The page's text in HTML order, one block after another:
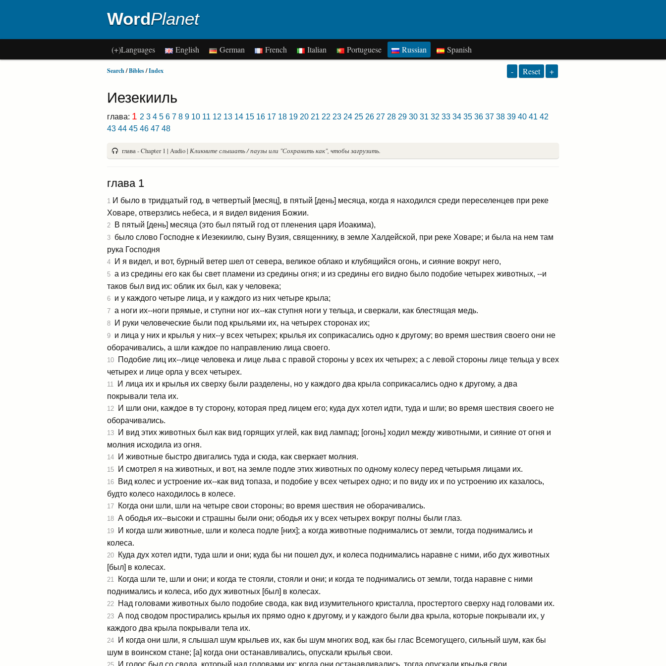
WordPlanet
(+)Languages English German French Italian Portuguese Russian Spanish
Search/Bibles/Index - Reset +
Иезекииль
глава: 1 2 3 4 5 6 7 8 9 10 11 12 13 14 15 16 17 18 19 20 21 22 23 24 25 26 27 28 29 30 31 32 33 34 35 36 37 38 39 40 41 42
43 44 45 46 47 48
глава - Chapter 1 | Audio | Кликните слышать / паузы или "Сохранить как", чтобы загрузить.
глава 1
1 И было в тридцатый год, в четвертый [месяц], в пятый [день] месяца, когда я находился среди переселенцев при реке
Ховаре, отверзлись небеса, и я видел видения Божии.
2 В пятый [день] месяца (это был пятый год от пленения царя Иоакима),
3 было слово Господне к Иезекиилю, сыну Вузия, священнику, в земле Халдейской, при реке Ховаре; и была на нем там
рука Господня
4 И я видел, и вот, бурный ветер шел от севера, великое облако и клубящийся огонь, и сияние вокруг него,
5 а из средины его как бы свет пламени из средины огня; и из средины его видно было подобие четырех животных, --и
таков был вид их: облик их был, как у человека;
6 и у каждого четыре лица, и у каждого из них четыре крыла;
7 а ноги их--ноги прямые, и ступни ног их--как ступня ноги у тельца, и сверкали, как блестящая медь.
8 И руки человеческие были под крыльями их, на четырех сторонах их;
9 и лица у них и крылья у них--у всех четырех; крылья их соприкасались одно к другому; во время шествия своего они не
оборачивались, а шли каждое по направлению лица своего.
10 Подобие лиц их--лице человека и лице льва с правой стороны у всех их четырех; а с левой стороны лице тельца у всех
четырех и лице орла у всех четырех.
11
И лица их и крылья их сверху были разделены, но у каждого два крыла соприкасались одно к другому, а два
покрывали тела их.
12 И шли они, каждое в ту сторону, которая пред лицем его; куда дух хотел идти, туда и шли; во время шествия своего не
оборачивались.
13 И вид этих животных был как вид горящих углей, как вид лампад; [огонь] ходил между животными, и сияние от огня и
молния исходила из огня.
14 И животные быстро двигались туда и сюда, как сверкает молния.
15 И смотрел я на животных, и вот, на земле подле этих животных по одному колесу перед четырьмя лицами их.
16 Вид колес и устроение их--как вид топаза, и подобие у всех четырех одно; и по виду их и по устроению их казалось,
будто колесо находилось в колесе.
17 Когда они шли, шли на четыре свои стороны; во время шествия не оборачивались.
18 А ободья их--высоки и страшны были они; ободья их у всех четырех вокруг полны были глаз.
19 И когда шли животные, шли и колеса подле [них]; а когда животные поднимались от земли, тогда поднимались и
колеса.
20 Куда дух хотел идти, туда шли и они; куда бы ни пошел дух, и колеса поднимались наравне с ними, ибо дух животных
[был] в колесах.
21
Когда шли те, шли и они; и когда те стояли, стояли и они; и когда те поднимались от земли, тогда наравне с ними
поднимались и колеса, ибо дух животных [был] в колесах.
22 Над головами животных было подобие свода, как вид изумительного кристалла, простертого сверху над головами их.
23 А под сводом простирались крылья их прямо одно к другому, и у каждого были два крыла, которые покрывали их, у
каждого два крыла покрывали тела их.
24 И когда они шли, я слышал шум крыльев их, как бы шум многих вод, как бы глас Всемогущего, сильный шум, как бы
шум в воинском стане; [а] когда они останавливались, опускали крылья свои.
И голос был со свода, который над головами их; когда они останавливались, тогда опускали крылья свои.